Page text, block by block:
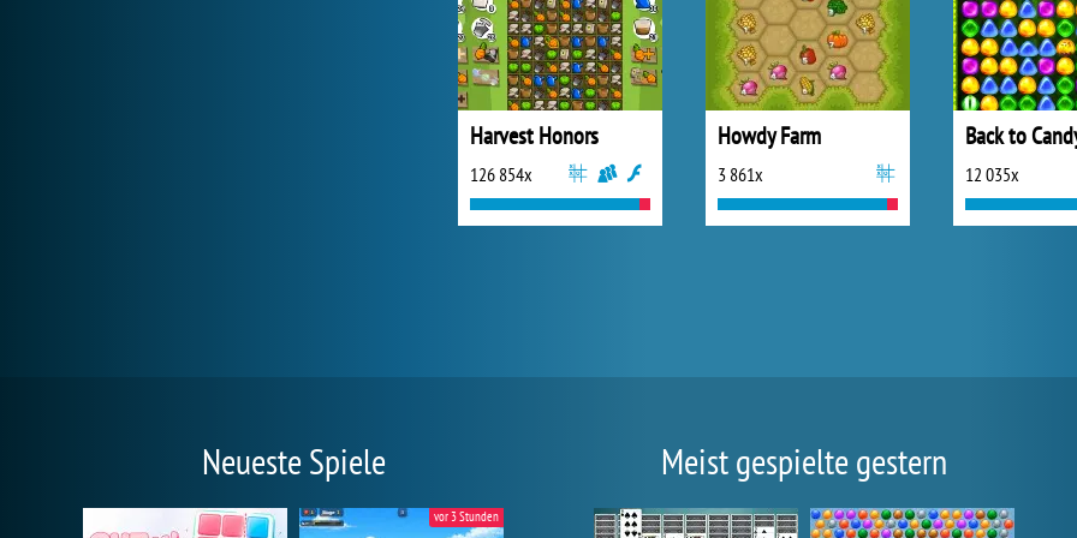
Harvest Honors
126 854x
Howdy Farm
3 861x
Back to
12 035x
Neueste Spiele
vor 3 Stunden
Meist gespielte gestern